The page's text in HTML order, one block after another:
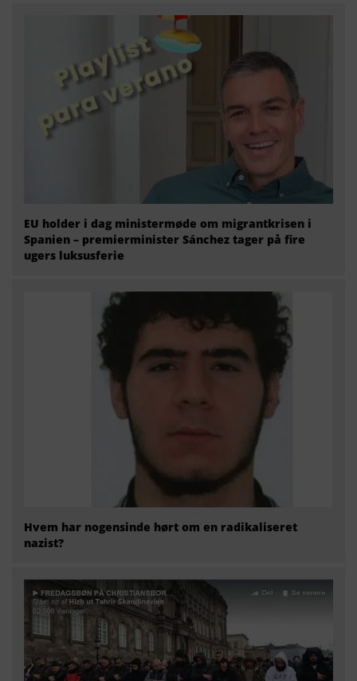
EU holder i dag ministermøde om migrantkrisen i
Spanien – premierminister Sánchez tager på fire
ugers luksusferie
Hvem har nogensinde hørt om en radikaliseret
nazist?